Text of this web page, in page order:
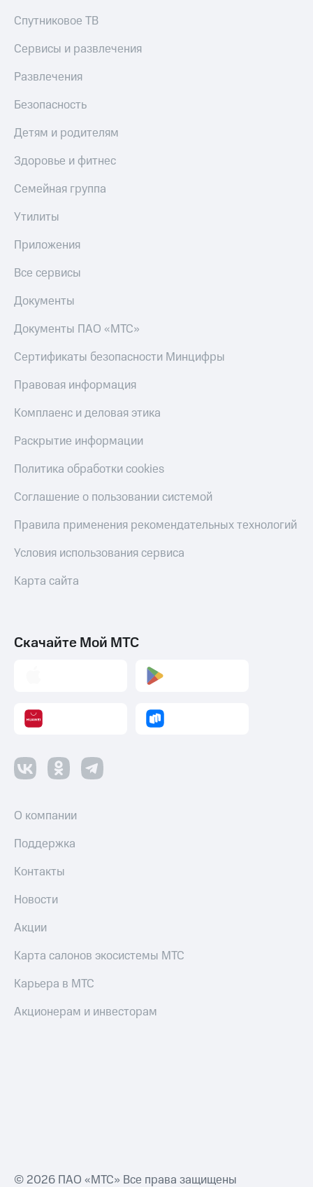
Спутниковое ТВ
Сервисы и развлечения
Развлечения
Безопасность
Детям и родителям
Здоровье и фитнес
Семейная группа
Утилиты
Приложения
Все сервисы
Документы
Документы ПАО «МТС»
Сертификаты безопасности Минцифры
Правовая информация
Комплаенс и деловая этика
Раскрытие информации
Политика обработки cookies
Соглашение о пользовании системой
Правила применения рекомендательных технологий
Условия использования сервиса
Карта сайта
Скачайте Мой МТС
О компании
Поддержка
Контакты
Новости
Акции
Карта салонов экосистемы МТС
Карьера в МТС
Акционерам и инвесторам
© 2026 ПАО «МТС» Все права защищены